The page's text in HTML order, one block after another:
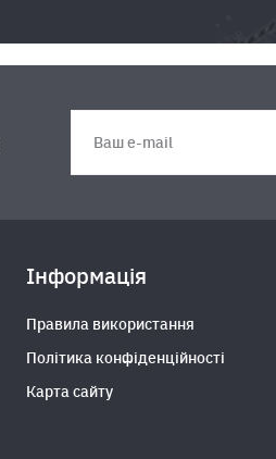
Інформація
Правила використання
Політика конфіденційності
Карта сайту